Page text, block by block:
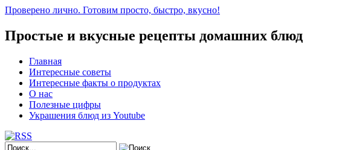
Проверено лично. Готовим просто, быстро, вкусно!
Простые и вкусные рецепты домашних блюд
Главная
Интересные советы
Интересные факты о продуктах
О нас
Полезные цифры
Украшения блюд из Youtube